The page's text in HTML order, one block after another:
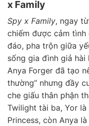
x Family
Spy x Family, ngay
chiếm được cảm
đáo, pha trộn giữa
sống gia đình giả hài
Anya Forger đã tạo
thường” nhưng đầy
che giấu thân phận
Twilight tài ba, Yor
Princess, còn Anya